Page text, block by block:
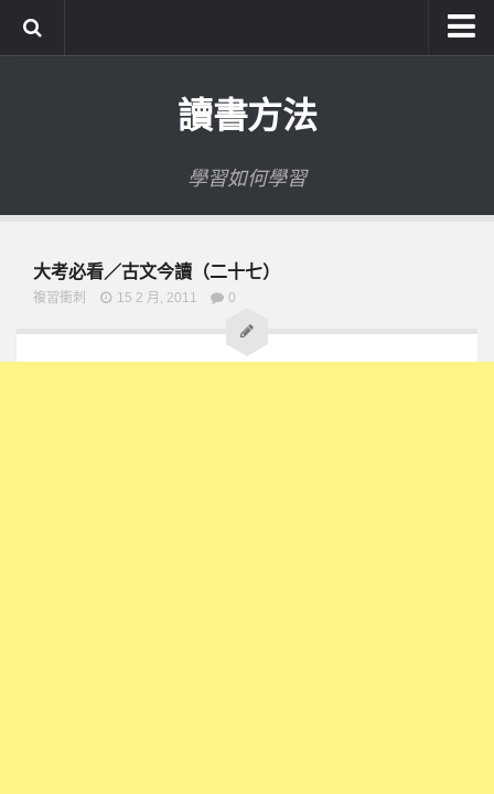
讀書方法
學習如何學習
大考必看／古文今讀（二十七）
複習衝刺 15 2 月, 2011 0